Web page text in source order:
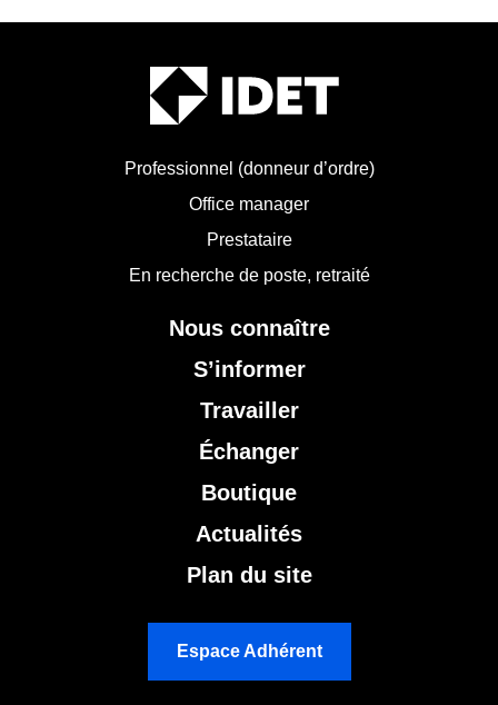
Professionnel (donneur d’ordre)
Office manager
Prestataire
En recherche de poste, retraité
Nous connaître
S’informer
Travailler
Échanger
Boutique
Actualités
Plan du site
Espace Adhérent